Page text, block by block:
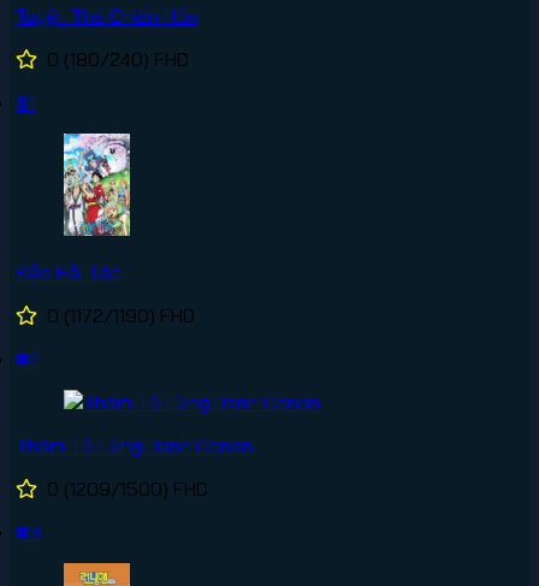
Tuyệt Thế Chiến Hồn
0 (180/240) FHD
#1
Đảo Hải Tặc
0 (1172/1190) FHD
#2
Thám Tử Lừng Danh Conan
0 (1209/1500) FHD
#3